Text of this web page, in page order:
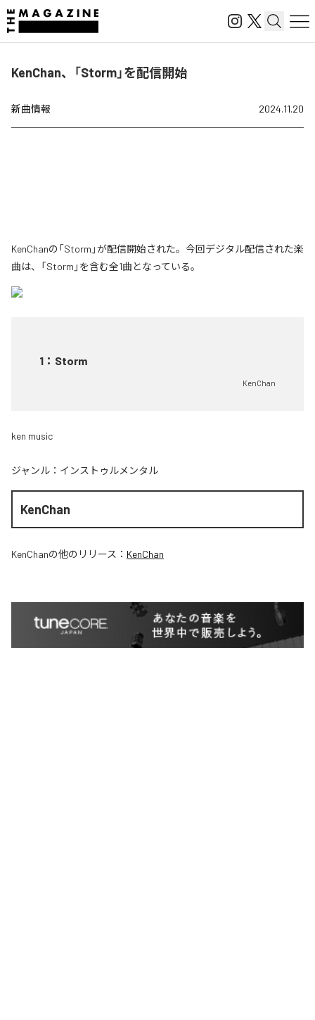
KenChan、「Storm」を配信開始
新曲情報 2024.11.20
KenChanの「Storm」が配信開始された。今回デジタル配信された楽
曲は、「Storm」を含む全1曲となっている。
1 ： Storm
KenChan
ken music
ジャンル： インストゥルメンタル
KenChan
KenChanの他のリリース： KenChan